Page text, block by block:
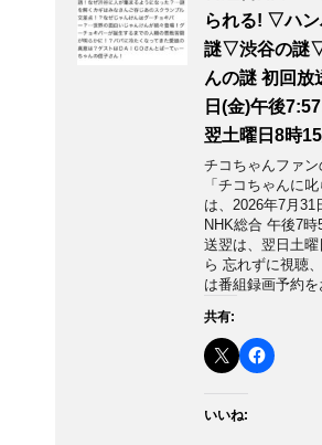
られる! ▽ハ
謎▽渋谷の謎
んの謎 初回放
日(金)午後
翌土曜日8時
チコちゃんファン
「チコちゃんに叱
は、2026年7月31
NHK総合 午後7
送翌は、翌日土
ら 忘れずに視聴
は番組録画予約
共有:
いいね: